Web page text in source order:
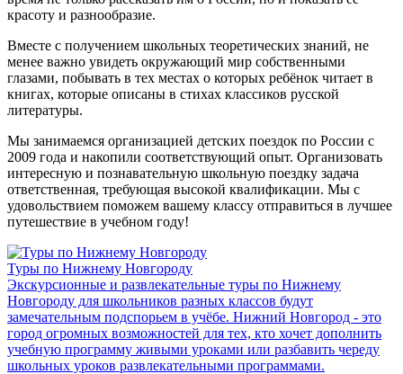
красоту и разнообразие.
Вместе с получением школьных теоретических знаний, не
менее важно увидеть окружающий мир собственными
глазами, побывать в тех местах о которых ребёнок читает в
книгах, которые описаны в стихах классиков русской
литературы.
Мы занимаемся организацией детских поездок по России с
2009 года и накопили соответствующий опыт. Организовать
интересную и познавательную школьную поездку задача
ответственная, требующая высокой квалификации. Мы с
удовольствием поможем вашему классу отправиться в лучшее
путешествие в учебном году!
Туры по Нижнему Новгороду
Экскурсионные и развлекательные туры по Нижнему
Новгороду для школьников разных классов будут
замечательным подспорьем в учёбе. Нижний Новгород - это
город огромных возможностей для тех, кто хочет дополнить
учебную программу живыми уроками или разбавить череду
школьных уроков развлекательными программами.